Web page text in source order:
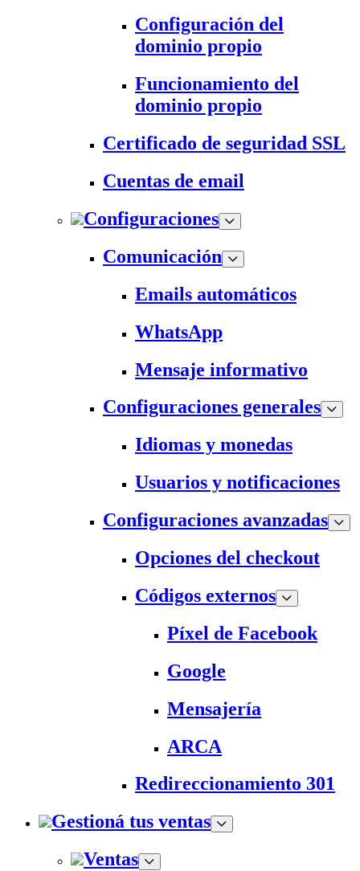
Configuración del
dominio propio
Funcionamiento del
dominio propio
Certificado de seguridad SSL
Cuentas de email
Configuraciones
Comunicación
Emails automáticos
WhatsApp
Mensaje informativo
Configuraciones generales
Idiomas y monedas
Usuarios y notificaciones
Configuraciones avanzadas
Opciones del checkout
Códigos externos
Píxel de Facebook
Google
Mensajería
ARCA
Redireccionamiento 301
Gestioná tus ventas
Ventas